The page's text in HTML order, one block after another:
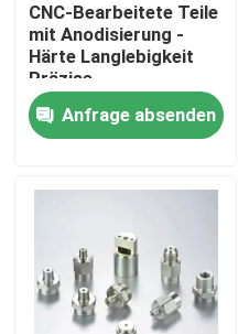
Startseite
Produkte
Über uns
CNC-Bearbeitete Teile
mit Anodisierung -
Härte Langlebigkeit
Präzise
Oberflächenveredelung
Anfrage absenden